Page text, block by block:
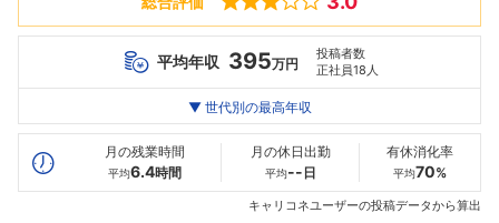
平均年収 395万円
投稿者数
正社員18人
最高年収
20代
502万
30代
564万
--万
▼ 世代別の最高年収
月の残業時間
平均6.4時間
月の休日出勤
平均-- 日
有休消化率
平均70%
キャリコネユーザーの投稿データから算出